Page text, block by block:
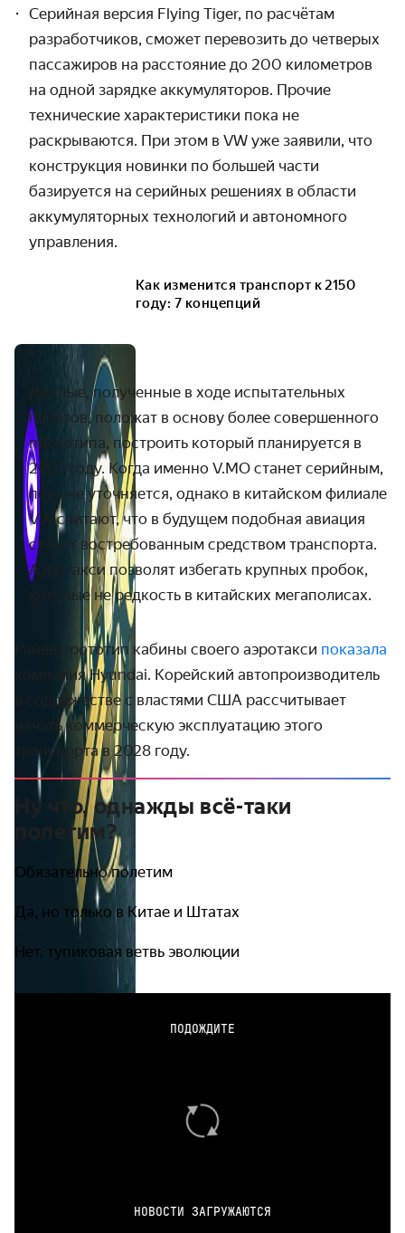
Серийная версия Flying Tiger, по расчётам
разработчиков, сможет перевозить до четверых
пассажиров на расстояние до 200 километров
на одной зарядке аккумуляторов. Прочие
технические характеристики пока не
раскрываются. При этом в VW уже заявили, что
конструкция новинки по большей части
базируется на серийных решениях в области
аккумуляторных технологий и автономного
управления.
Как изменится транспорт к 2150
году: 7 концепций
Данные, полученные в ходе испытательных
полётов, положат в основу более совершенного
прототипа, построить который планируется в
2023 году. Когда именно V.MO станет серийным,
пока не уточняется, однако в китайском филиале
VW считают, что в будущем подобная авиация
станет востребованным средством транспорта.
Аэротакси позволят избегать крупных пробок,
которые не редкость в китайских мегаполисах.
Ранее прототип кабины своего аэротакси показала
компания Hyundai. Корейский автопроизводитель
в содружестве с властями США рассчитывает
начать коммерческую эксплуатацию этого
транспорта в 2028 году.
Ну что, однажды всё-таки
полетим?
Обязательно полетим
Да, но только в Китае и Штатах
Нет, тупиковая ветвь эволюции
ПОДОЖДИТЕ
НОВОСТИ ЗАГРУЖАЮТСЯ